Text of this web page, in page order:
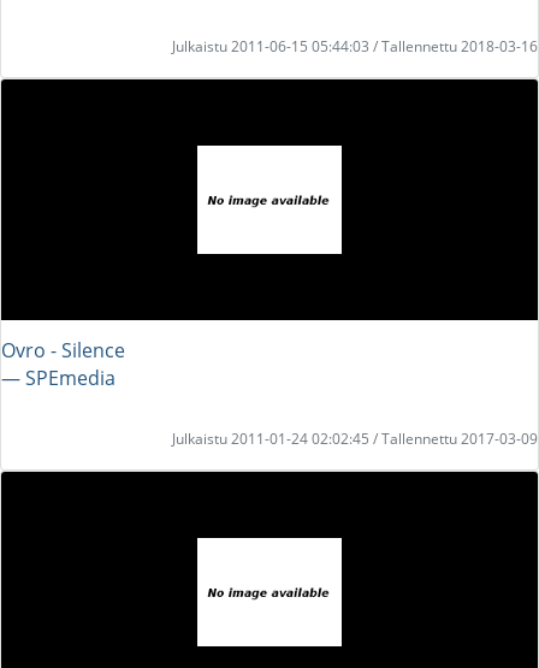
Julkaistu 2011-06-15 05:44:03 / Tallennettu 2018-03-16
Ovro - Silence
― SPEmedia
Julkaistu 2011-01-24 02:02:45 / Tallennettu 2017-03-09